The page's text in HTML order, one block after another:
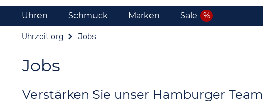
Uhren Schmuck Marken Sale
Uhrzeit.org Jobs
Jobs
Verstärken Sie unser Hamburger Team